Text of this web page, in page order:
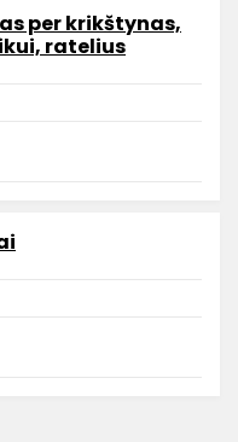
per krikštynas,
ratelius